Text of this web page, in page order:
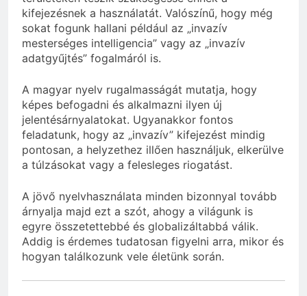
kifejezésnek a használatát. Valószínű, hogy még
sokat fogunk hallani például az „invazív
mesterséges intelligencia” vagy az „invazív
adatgyűjtés” fogalmáról is.
A magyar nyelv rugalmasságát mutatja, hogy
képes befogadni és alkalmazni ilyen új
jelentésárnyalatokat. Ugyanakkor fontos
feladatunk, hogy az „invazív” kifejezést mindig
pontosan, a helyzethez illően használjuk, elkerülve
a túlzásokat vagy a felesleges riogatást.
A jövő nyelvhasználata minden bizonnyal tovább
árnyalja majd ezt a szót, ahogy a világunk is
egyre összetettebbé és globalizáltabbá válik.
Addig is érdemes tudatosan figyelni arra, mikor és
hogyan találkozunk vele életünk során.